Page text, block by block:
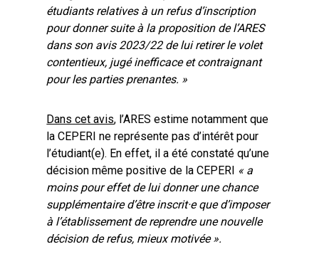
étudiants relatives à un refus d’inscription
pour donner suite à la proposition de l’ARES
dans son avis 2023/22 de lui retirer le volet
contentieux, jugé inefficace et contraignant
pour les parties prenantes. »
Dans cet avis, l’ARES estime notamment que
la CEPERI ne représente pas d’intérêt pour
l’étudiant(e). En effet, il a été constaté qu’une
décision même positive de la CEPERI « a
moins pour effet de lui donner une chance
supplémentaire d’être inscrit·e que d’imposer
à l’établissement de reprendre une nouvelle
décision de refus, mieux motivée ».